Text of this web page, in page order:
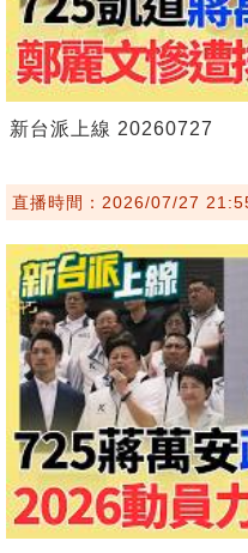
新台派上線 20260727
直播時間：2026/07/27